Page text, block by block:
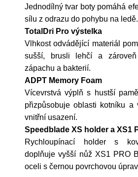
Jednodílný tvar boty pomáhá
sílu z odrazu do pohybu na ledě.
TotalDri Pro výstelka
Vlhkost odvádějící materiál
sušší, brusli lehčí a
zápachu a bakterií.
ADPT Memory Foam
Vícevrstvá výplň s hustší
přizpůsobuje oblasti kotníku a
vnitřní usazení.
Speedblade XS holder a XS1
Rychloupínací holder s
doplňuje vyšší nůž XS1 PRO
oceli s černou povrchovou